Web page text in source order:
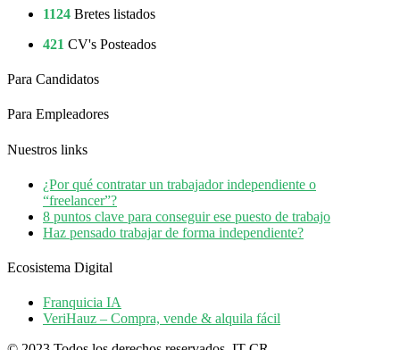
1124 Bretes listados
421 CV's Posteados
Para Candidatos
Para Empleadores
Nuestros links
¿Por qué contratar un trabajador independiente o
“freelancer”?
8 puntos clave para conseguir ese puesto de trabajo
Haz pensado trabajar de forma independiente?
Ecosistema Digital
Franquicia IA
VeriHauz – Compra, vende & alquila fácil